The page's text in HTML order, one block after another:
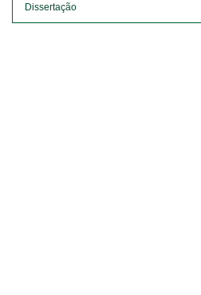
Dissertação